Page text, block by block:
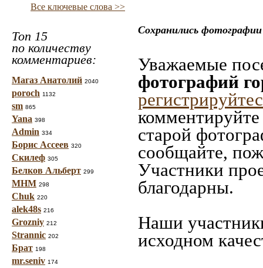
Все ключевые слова >>
Топ 15
по количеству
комментариев:
Магаз Анатолий 2040
poroch 1132
sm 865
Yana 398
Admin 334
Борис Ассеев 320
Скилеф 305
Белков Альберт 299
МНМ 298
Chuk 220
alek48s 216
Grozniy 212
Strannic 202
Брат 198
mr.seniv 174
Сохранились
Уважаемые
фотографий
старой
сообщайте,
Участники
благодарны.
Наши
исходном